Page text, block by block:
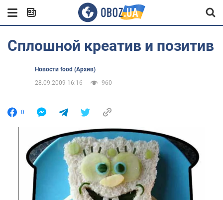
Сплошной креатив и позитив
Новости food (Архив)
28.09.2009 16:16
960
0